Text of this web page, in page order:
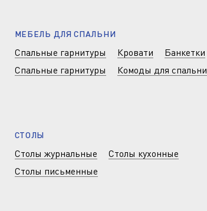
МЕБЕЛЬ ДЛЯ СПАЛЬНИ
Спальные гарнитуры Кровати
Банкетки
Спальные гарнитуры
Комоды для спальни
СТОЛЫ
Столы журнальные
Столы кухонные
Столы письменные